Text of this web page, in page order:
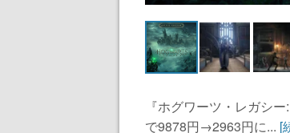
『ホグワーツ・レガシ
で9878円→2963円に... [